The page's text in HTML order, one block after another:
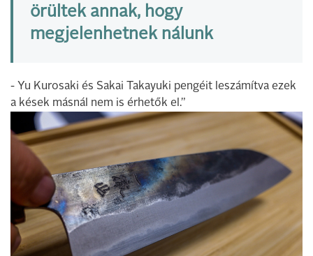
örültek annak, hogy
megjelenhetnek nálunk
- Yu Kurosaki és Sakai Takayuki pengéit leszámítva ezek
a kések másnál nem is érhetők el.”